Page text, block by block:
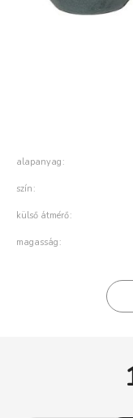
alapanyag
szín
külső átmérő
magasság